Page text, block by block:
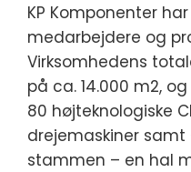
KP Komponenter
medarbejdere og
Virksomhedens
på ca. 14.000 m2,
80 højteknologiske
drejemaskiner
stammen – en hal